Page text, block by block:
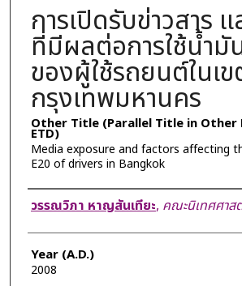
การเปิดรับข่าวสาร
ที่มีผลต่อการใช้น้ำมั
ของผู้ใช้รถยนต์ในเ
กรุงเทพมหานคร
Other Title (Parallel Title in Other
ETD)
Media exposure and factors affecting
E20 of drivers in Bangkok
Author
วรรณวิภา หาญสันเทียะ, คณะนิเทศศาส
Year (A.D.)
2008